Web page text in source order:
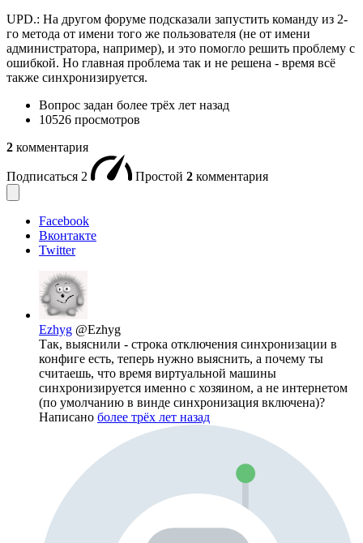
UPD.: На другом форуме подсказали запустить команду из 2-
го метода от имени того же пользователя (не от имени
администратора, например), и это помогло решить проблему с
ошибкой. Но главная проблема так и не решена - время всё
также синхронизируется.
Вопрос задан более трёх лет назад
10526 просмотров
2 комментария
Подписаться 2 Простой 2 комментария
Facebook
Вконтакте
Twitter
Ezhyg @Ezhyg
Так, выяснили - строка отключения синхронизации в
конфиге есть, теперь нужно выяснить, а почему ты
считаешь, что время виртуальной машины
синхронизируется именно с хозяином, а не интернетом
(по умолчанию в винде синхронизация включена)?
Написано более трёх лет назад